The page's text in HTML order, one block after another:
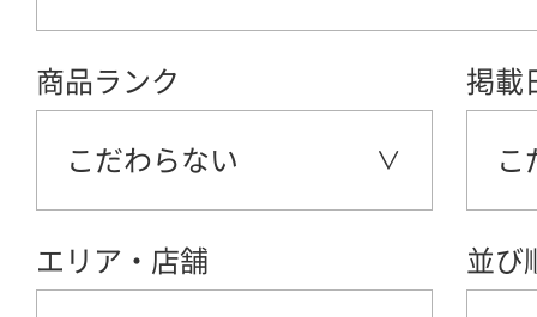
商品ランク
こだわらない
掲載
こ
エリア・店舗 並び